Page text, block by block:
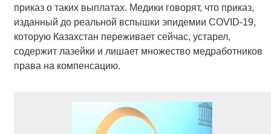
приказ о таких выплатах. Медики говорят, что приказ,
изданный до реальной вспышки эпидемии COVID-19,
которую Казахстан переживает сейчас, устарел,
содержит лазейки и лишает множество медработников
права на компенсацию.